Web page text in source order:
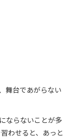
舞台であがらない
ならないことが多
わせると、あっと